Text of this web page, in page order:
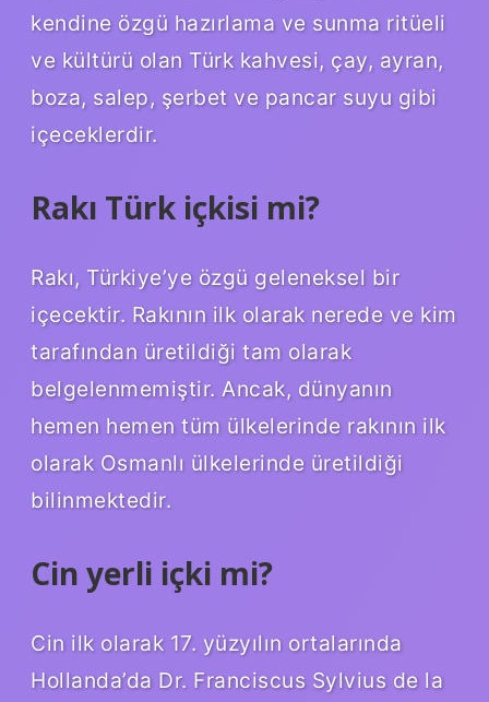
kendine özgü hazırlama ve sunma ritüeli
ve kültürü olan Türk kahvesi, çay, ayran,
boza, salep, şerbet ve pancar suyu gibi
içeceklerdir.
Rakı Türk içkisi mi?
Rakı, Türkiye’ye özgü geleneksel bir
içecektir. Rakının ilk olarak nerede ve kim
tarafından üretildiği tam olarak
belgelenmemiştir. Ancak, dünyanın
hemen hemen tüm ülkelerinde rakının ilk
olarak Osmanlı ülkelerinde üretildiği
bilinmektedir.
Cin yerli içki mi?
Cin ilk olarak 17. yüzyılın ortalarında
Hollanda’da Dr. Franciscus Sylvius de la